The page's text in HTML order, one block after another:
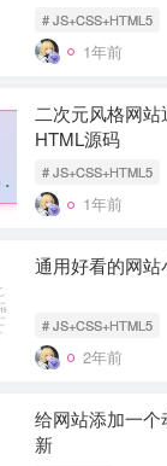
# JS+CSS+HTML5
1年前
二次元风格网
HTML源码
# JS+CSS+HTML5
1年前
通用好看的网
# JS+CSS+HTML5
2年前
给网站添加一
新